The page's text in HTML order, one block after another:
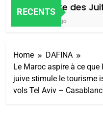
RECENTS
Histoire des Juifs
Home
DAFINA
Le Maroc aspire à ce
juive stimule le tourisme
vols Tel Aviv –